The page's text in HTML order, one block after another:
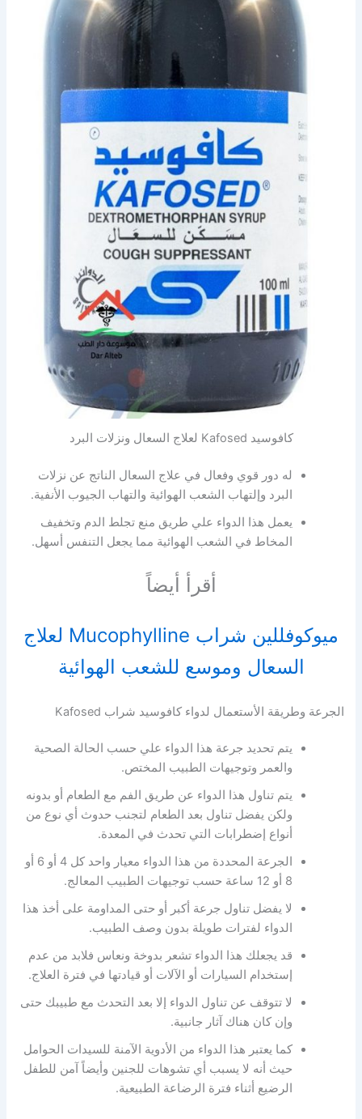
كافوسيد Kafosed لعلاج السعال ونزلات البرد
له دور قوي وفعال في علاج السعال الناتج عن نزلات
البرد وإلتهاب الشعب الهوائية والتهاب الجيوب الأنفية.
يعمل هذا الدواء علي طريق منع تجلط الدم وتخفيف
المخاط في الشعب الهوائية مما يجعل التنفس أسهل.
أقرأ أيضاً
ميوكوفللين شراب Mucophylline لعلاج
السعال وموسع للشعب الهوائية
الجرعة وطريقة الأستعمال لدواء كافوسيد شراب Kafosed
يتم تحديد جرعة هذا الدواء علي حسب الحالة الصحية
والعمر وتوجيهات الطبيب المختص.
يتم تناول هذا الدواء عن طريق الفم مع الطعام أو بدونه
ولكن يفضل تناول بعد الطعام لتجنب حدوث أي نوع من
أنواع إضطرابات التي تحدث في المعدة.
الجرعة المحددة من هذا الدواء معيار واحد كل 4 أو 6 أو
8 أو 12 ساعة حسب توجيهات الطبيب المعالج.
لا يفضل تناول جرعة أكبر أو حتى المداومة على أخذ هذا
الدواء لفترات طويلة بدون وصف الطبيب.
قد يجعلك هذا الدواء تشعر بدوخة ونعاس فلابد من عدم
إستخدام السيارات أو الآلات أو قيادتها في فترة العلاج.
لا تتوقف عن تناول الدواء إلا بعد التحدث مع طبيبك حتى
وإن كان هناك آثار جانبية.
كما يعتبر هذا الدواء من الأدوية الآمنة للسيدات الحوامل
حيث أنه لا يسبب أي تشوهات للجنين وأيضاً آمن للطفل
الرضيع أثناء فترة الرضاعة الطبيعية.